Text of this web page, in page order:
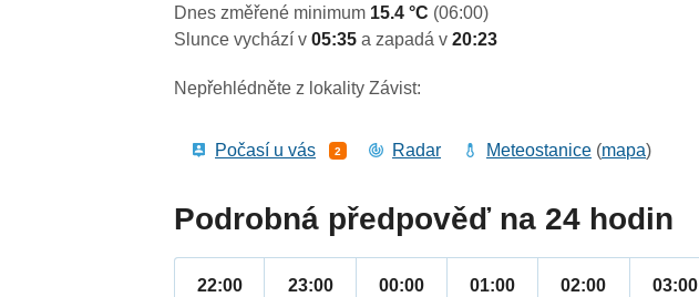
Dnes změřené minimum 15.4 °C (06:00)
Slunce vychází v05:35a zapadá v20:23
Nepřehlédněte z lokality Závist:
Počasí u vás 2 Radar Meteostanice (mapa)
Podrobná předpověď na 24 hodin
22:00 23:00 00:00 01:00 02:00 03:00